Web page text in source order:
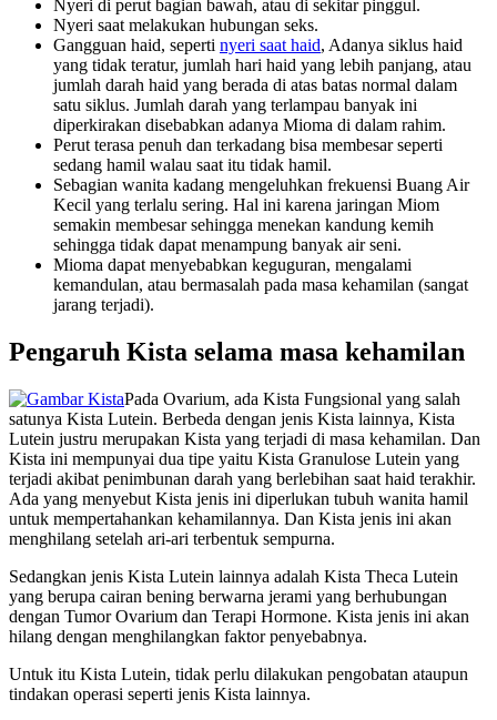
Nyeri di perut bagian bawah, atau di sekitar pinggul.
Nyeri saat melakukan hubungan seks.
Gangguan haid, seperti nyeri saat haid, Adanya siklus haid
yang tidak teratur, jumlah hari haid yang lebih panjang, atau
jumlah darah haid yang berada di atas batas normal dalam
satu siklus. Jumlah darah yang terlampau banyak ini
diperkirakan disebabkan adanya Mioma di dalam rahim.
Perut terasa penuh dan terkadang bisa membesar seperti
sedang hamil walau saat itu tidak hamil.
Sebagian wanita kadang mengeluhkan frekuensi Buang Air
Kecil yang terlalu sering. Hal ini karena jaringan Miom
semakin membesar sehingga menekan kandung kemih
sehingga tidak dapat menampung banyak air seni.
Mioma dapat menyebabkan keguguran, mengalami
kemandulan, atau bermasalah pada masa kehamilan (sangat
jarang terjadi).
Pengaruh Kista selama masa kehamilan
Pada Ovarium, ada Kista Fungsional yang salah
satunya Kista Lutein. Berbeda dengan jenis Kista lainnya, Kista
Lutein justru merupakan Kista yang terjadi di masa kehamilan. Dan
Kista ini mempunyai dua tipe yaitu Kista Granulose Lutein yang
terjadi akibat penimbunan darah yang berlebihan saat haid terakhir.
Ada yang menyebut Kista jenis ini diperlukan tubuh wanita hamil
untuk mempertahankan kehamilannya. Dan Kista jenis ini akan
menghilang setelah ari-ari terbentuk sempurna.
Sedangkan jenis Kista Lutein lainnya adalah Kista Theca Lutein
yang berupa cairan bening berwarna jerami yang berhubungan
dengan Tumor Ovarium dan Terapi Hormone. Kista jenis ini akan
hilang dengan menghilangkan faktor penyebabnya.
Untuk itu Kista Lutein, tidak perlu dilakukan pengobatan ataupun
tindakan operasi seperti jenis Kista lainnya.